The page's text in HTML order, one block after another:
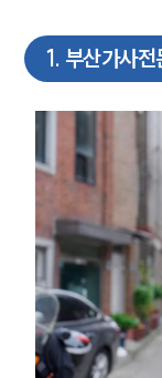
1. 부산가사